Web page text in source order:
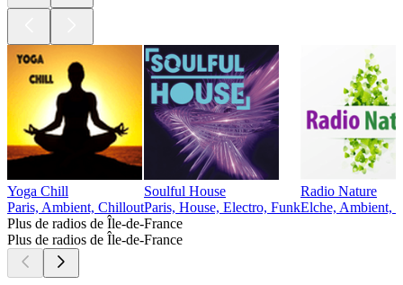
Yoga Chill
Paris, Ambient, Chillout
Soulful House
Paris, House, Electro, Funk
Radio Nature
Elche, Ambient,
Plus de radios de Île-de-France
Plus de radios de Île-de-France